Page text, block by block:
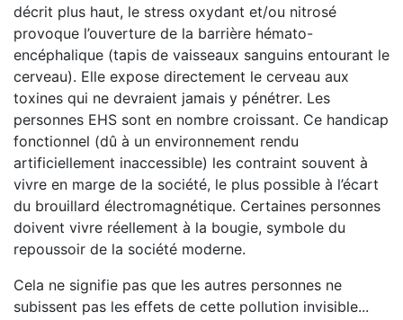
décrit plus haut, le stress oxydant et/ou nitrosé
provoque l’ouverture de la barrière hémato-
encéphalique (tapis de vaisseaux sanguins entourant le
cerveau). Elle expose directement le cerveau aux
toxines qui ne devraient jamais y pénétrer. Les
personnes EHS sont en nombre croissant. Ce handicap
fonctionnel (dû à un environnement rendu
artificiellement inaccessible) les contraint souvent à
vivre en marge de la société, le plus possible à l’écart
du brouillard électromagnétique. Certaines personnes
doivent vivre réellement à la bougie, symbole du
repoussoir de la société moderne.
Cela ne signifie pas que les autres personnes ne
subissent pas les effets de cette pollution invisible...